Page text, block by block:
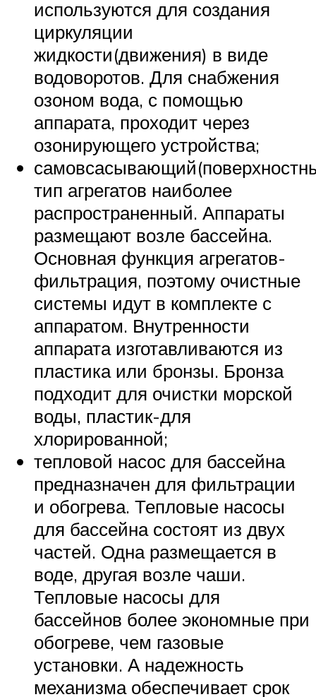
используются для создания
циркуляции
жидкости(движения) в виде
водоворотов. Для снабжения
озоном вода, с помощью
аппарата, проходит через
озонирующего устройства;
тип агрегатов наиболее
распространенный. Аппараты
размещают возле бассейна.
Основная функция агрегатов-
фильтрация, поэтому очистные
системы идут в комплекте с
аппаратом. Внутренности
аппарата изготавливаются из
пластика или бронзы. Бронза
подходит для очистки морской
воды, пластик-для
хлорированной;
тепловой насос для бассейна
предназначен для фильтрации
и обогрева. Тепловые насосы
для бассейна состоят из двух
частей. Одна размещается в
воде, другая возле чаши.
Тепловые насосы для
бассейнов более экономные при
обогреве, чем газовые
установки. А надежность
механизма обеспечивает срок